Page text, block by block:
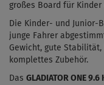
großes Board für
Die Kinder- und Junior-
junge Fahrer
Gewicht, gute
komplettes Zubehör.
Das GLADIATOR ONE 9.6